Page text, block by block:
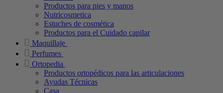
Productos para pies y manos
Nutricosmetica
Estuches de cosmética
Productos para el Cuidado capilar
Maquillaje
Perfumes
Ortopedia
Productos ortopédicos para las articulaciones
Ayudas Técnicas
Casa